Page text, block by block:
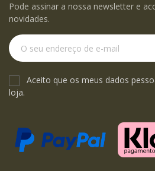
Pode assinar a nossa newsletter e
novidades.
Aceito que os meus dados
loja.